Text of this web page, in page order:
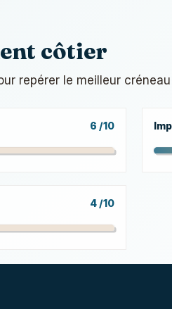
côtier
repérer le meilleur
6 /10
4 /10